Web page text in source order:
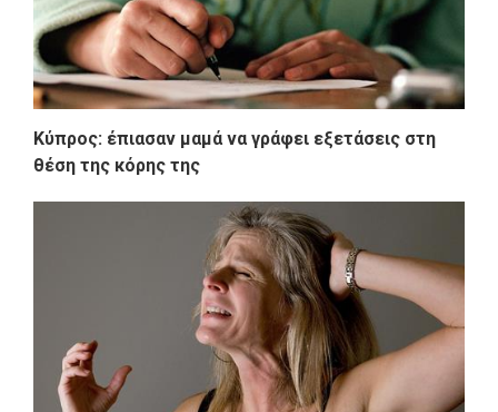
Κύπρος: έπιασαν μαμά να γράφει εξετάσεις στη
θέση της κόρης της